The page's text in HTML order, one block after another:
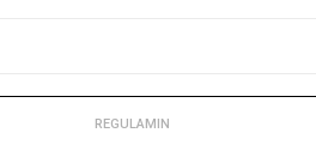
REGULAMIN